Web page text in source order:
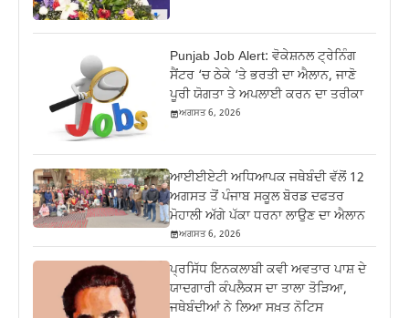
Punjab Job Alert: ਵੋਕੇਸ਼ਨਲ ਟ੍ਰੇਨਿੰਗ
ਸੈਂਟਰ ‘ਚ ਠੇਕੇ ‘ਤੇ ਭਰਤੀ ਦਾ ਐਲਾਨ, ਜਾਣੋ
ਪੂਰੀ ਯੋਗਤਾ ਤੇ ਅਪਲਾਈ ਕਰਨ ਦਾ ਤਰੀਕਾ
ਅਗਸਤ 6, 2026
ਆਈਈਏਟੀ ਅਧਿਆਪਕ ਜਥੇਬੰਦੀ ਵੱਲੋਂ 12
ਅਗਸਤ ਤੋਂ ਪੰਜਾਬ ਸਕੂਲ ਬੋਰਡ ਦਫਤਰ
ਮੋਹਾਲੀ ਅੱਗੇ ਪੱਕਾ ਧਰਨਾ ਲਾਉਣ ਦਾ ਐਲਾਨ
ਅਗਸਤ 6, 2026
ਪ੍ਰਸਿੱਧ ਇਨਕਲਾਬੀ ਕਵੀ ਅਵਤਾਰ ਪਾਸ਼ ਦੇ
ਯਾਦਗਾਰੀ ਕੰਪਲੈਕਸ ਦਾ ਤਾਲਾ ਤੋੜਿਆ,
ਜਥੇਬੰਦੀਆਂ ਨੇ ਲਿਆ ਸਖ਼ਤ ਨੋਟਿਸ